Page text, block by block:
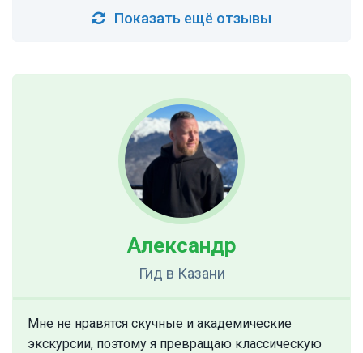
Показать ещё отзывы
Александр
Гид в Казани
Мне не нравятся скучные и академические
экскурсии, поэтому я превращаю классическую